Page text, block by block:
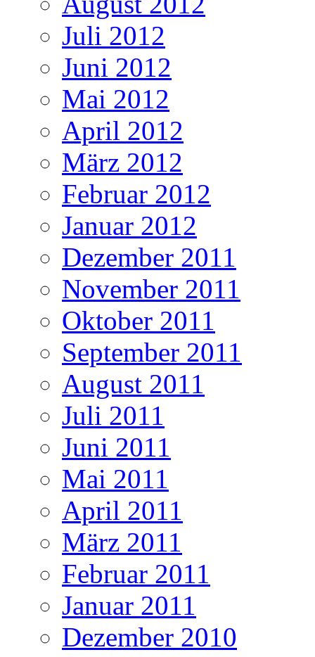
Juli 2012
Juni 2012
Mai 2012
April 2012
März 2012
Februar 2012
Januar 2012
Dezember 2011
November 2011
Oktober 2011
September 2011
August 2011
Juli 2011
Juni 2011
Mai 2011
April 2011
März 2011
Februar 2011
Januar 2011
Dezember 2010